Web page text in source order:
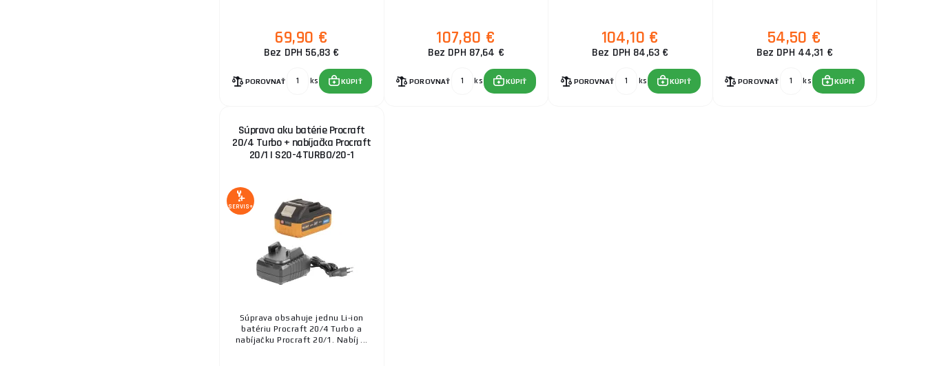
69,90 €
Bez DPH 56,83 €
POROVNAŤ ks KÚPIŤ
107,80 €
Bez DPH 87,64 €
POROVNAŤ ks KÚPIŤ
104,10 €
Bez DPH 84,63 €
POROVNAŤ ks KÚPIŤ
54,50 €
Bez DPH 44,31 €
POROVNAŤ ks KÚPIŤ
Súprava aku batérie Procraft
20/4 Turbo + nabíjačka Procraft
20/1 | S20-4TURBO/20-1
SERVIS+
Súprava obsahuje jednu Li-ion
batériu Procraft 20/4 Turbo a
nabíjačku Procraft 20/1. Nabíj ...